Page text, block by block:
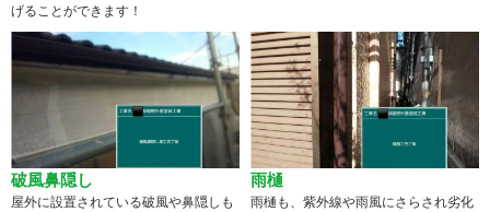
げることができます！
破風鼻隠し
屋外に設置されている破風や鼻隠しも
雨樋
雨樋も、紫外線や雨風にさらされ劣化